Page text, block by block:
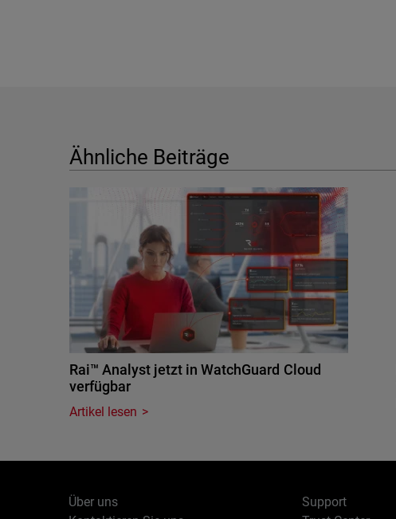
Ähnliche Beiträge
Rai™ Analyst jetzt in WatchGuard Cloud
verfügbar
Artikel lesen
Über uns
Support